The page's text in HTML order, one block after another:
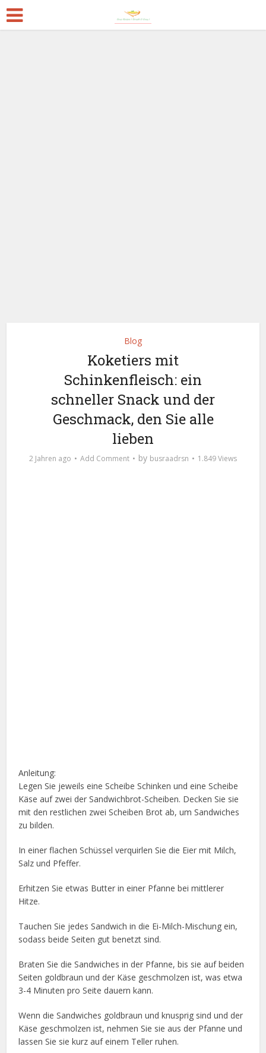
Blog
Koketiers mit
Schinkenfleisch: ein
schneller Snack und der
Geschmack, den Sie alle
lieben
2 Jahren ago Add Comment by busraadrsn 1.849 Views
Anleitung:
Legen Sie jeweils eine Scheibe Schinken und eine Scheibe
Käse auf zwei der Sandwichbrot-Scheiben. Decken Sie sie
mit den restlichen zwei Scheiben Brot ab, um Sandwiches
zu bilden.
In einer flachen Schüssel verquirlen Sie die Eier mit Milch,
Salz und Pfeffer.
Erhitzen Sie etwas Butter in einer Pfanne bei mittlerer
Hitze.
Tauchen Sie jedes Sandwich in die Ei-Milch-Mischung ein,
sodass beide Seiten gut benetzt sind.
Braten Sie die Sandwiches in der Pfanne, bis sie auf beiden
Seiten goldbraun und der Käse geschmolzen ist, was etwa
3-4 Minuten pro Seite dauern kann.
Wenn die Sandwiches goldbraun und knusprig sind und der
Käse geschmolzen ist, nehmen Sie sie aus der Pfanne und
lassen Sie sie kurz auf einem Teller ruhen.